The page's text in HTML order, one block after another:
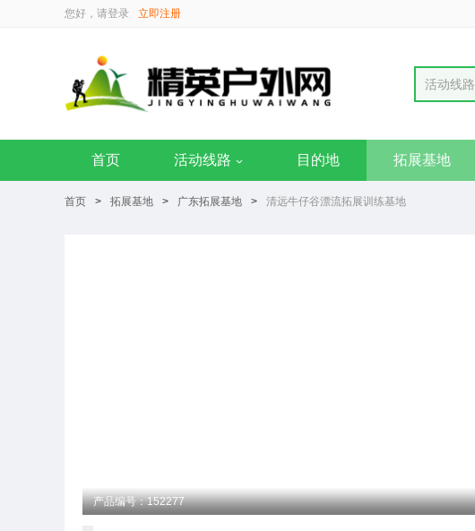
您好，请登录 立即注册
活动线路
首页 活动线路 目的地 拓展基地
首页 > 拓展基地 > 广东拓展基地 > 清远牛仔谷漂流拓展训练基地
产品编号：152277